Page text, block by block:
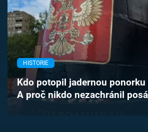
TV Program
Časopis
Sledujte prima+
Přihlášení
HISTORIE
Kdo potopil jadernou ponorku
A proč nikdo nezachránil